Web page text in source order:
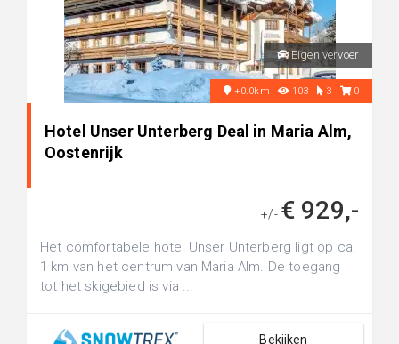
Eigen vervoer
+0.0km 103 3 0
Hotel Unser Unterberg Deal in Maria Alm,
Oostenrijk
+/- € 929,-
Het comfortabele hotel Unser Unterberg ligt op ca.
1 km van het centrum van Maria Alm. De toegang
tot het skigebied is via ...
Bekijken